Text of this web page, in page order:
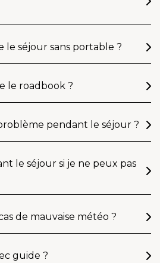
le séjour sans portable ?
le roadbook ?
pendant le séjour ?
le séjour si je ne peux pas
de mauvaise météo ?
guide ?